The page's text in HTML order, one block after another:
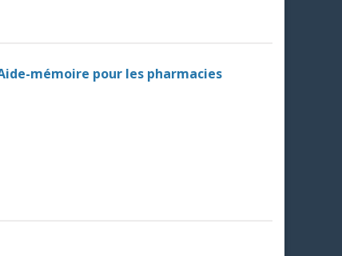
mémoire pour les pharmacies